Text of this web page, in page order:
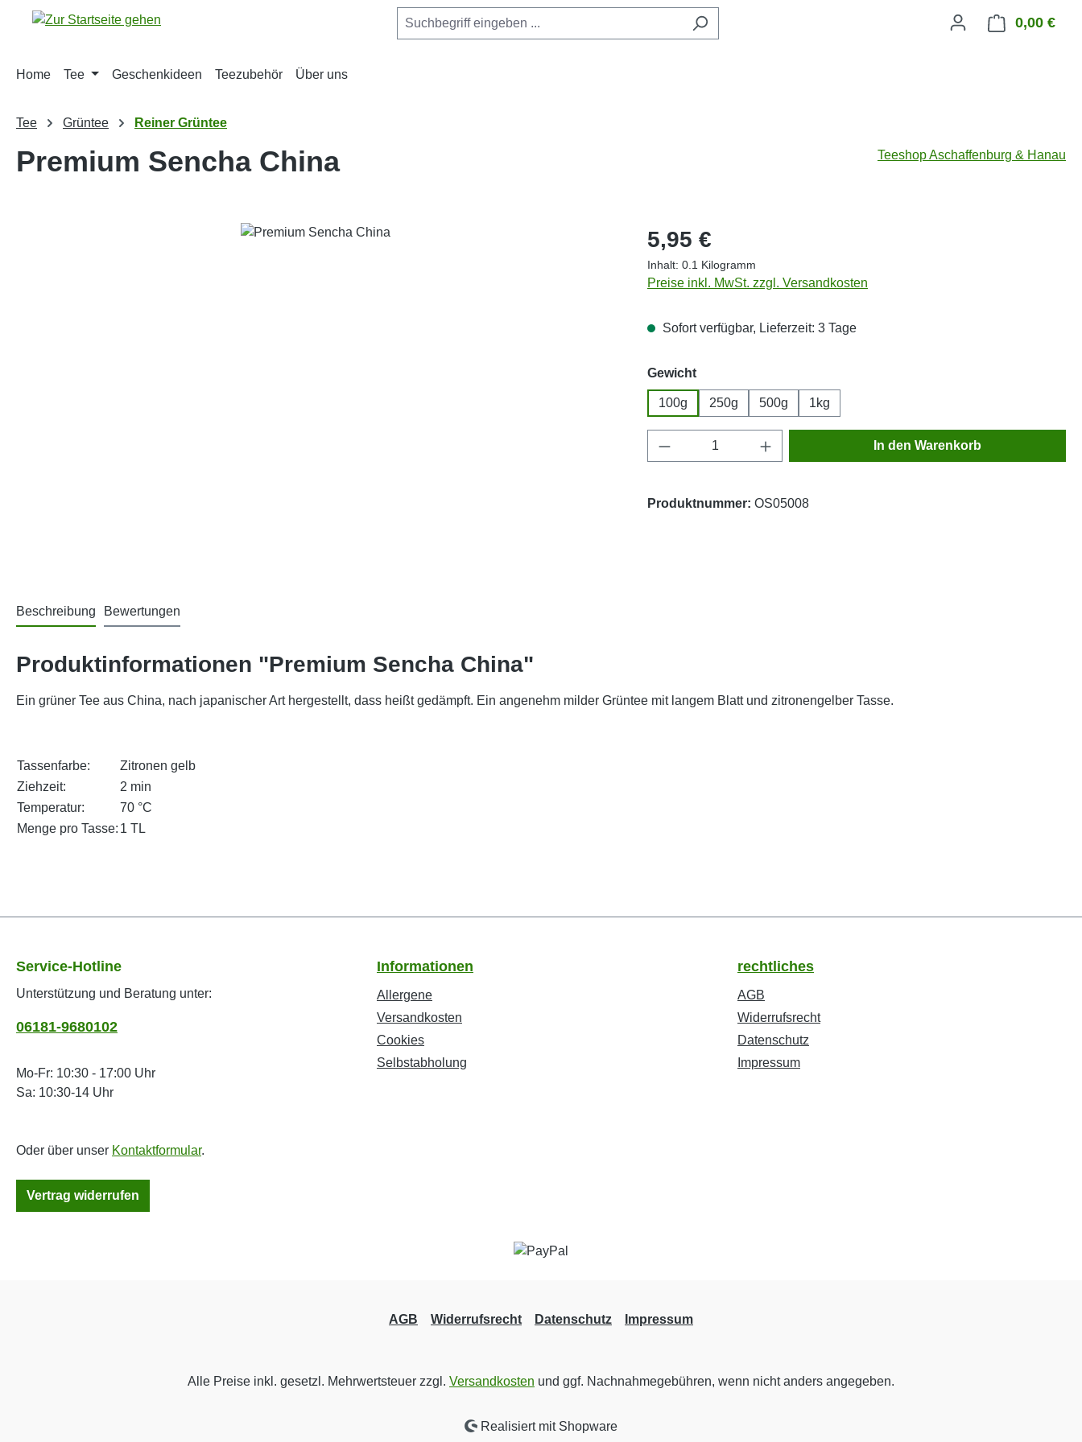
Hauptinhalt springen
Zur Suche springen
Zur Hauptnavigation springen 0,00 €
Home Tee Geschenkideen Teezubehör Über uns
Tee Grüntee Reiner Grüntee
Premium Sencha China Teeshop Aschaffenburg & Hanau
Regulärer Preis:
5,95 €
Inhalt: 0.1 Kilogramm
Preise inkl. MwSt. zzgl. Versandkosten
Sofort verfügbar, Lieferzeit: 3 Tage
Gewichtauswählen
100g 250g 500g 1kg
Produkt Anzahl: Gib den gewünschten Wert ein
In den Warenkorb
Produktnummer: OS05008
Beschreibung Bewertungen
Produktinformationen "Premium Sencha China"
Ein grüner Tee aus China, nach japanischer Art hergestellt, dass heißt gedämpft. Ein angenehm milder Grüntee mit langem Blatt und zitronengelber Tasse.
Tassenfarbe:
Zitronen gelb
Ziehzeit:
2 min
Temperatur:
70 °C
Menge pro Tasse: 1 TL
Service-Hotline
Unterstützung und Beratung unter:
06181-9680102
Mo-Fr: 10:30 - 17:00 Uhr
Sa: 10:30-14 Uhr
Oder über unser Kontaktformular.
Vertrag widerrufen
Informationen
Allergene
Versandkosten
Cookies
Selbstabholung
rechtliches
AGB
Widerrufsrecht
Datenschutz
Impressum
AGB Widerrufsrecht Datenschutz Impressum
Alle Preise inkl. gesetzl. Mehrwertsteuer zzgl. Versandkosten und ggf. Nachnahmegebühren, wenn nicht anders angegeben.
Realisiert mit Shopware